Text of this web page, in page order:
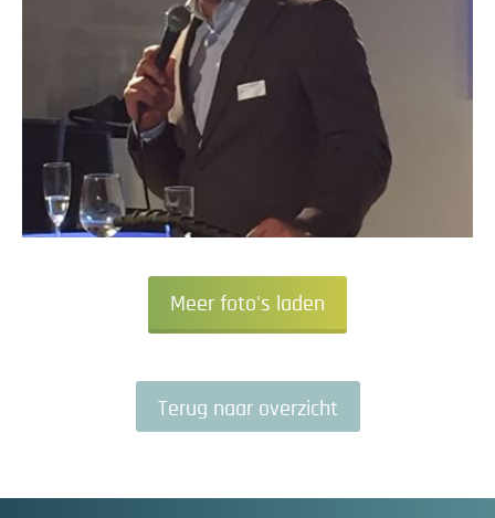
Meer foto's laden
Terug naar overzicht